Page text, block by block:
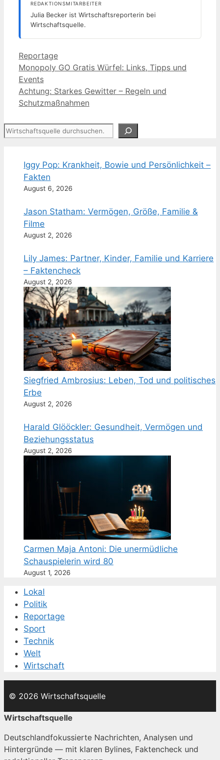
REDAKTIONSMITARBEITER
Julia Becker ist Wirtschaftsreporterin bei
Wirtschaftsquelle.
Kategorien
Reportage
Monopoly GO Gratis Würfel: Links, Tipps und
Events
Achtung: Starkes Gewitter – Regeln und
Schutzmaßnahmen
Suchen
Iggy Pop: Krankheit, Bowie und Persönlichkeit –
Fakten
August 6, 2026
Jason Statham: Vermögen, Größe, Familie &
Filme
August 2, 2026
Lily James: Partner, Kinder, Familie und Karriere
– Faktencheck
August 2, 2026
Siegfried Ambrosius: Leben, Tod und politisches
Erbe
August 2, 2026
Harald Glööckler: Gesundheit, Vermögen und
Beziehungsstatus
August 2, 2026
Carmen Maja Antoni: Die unermüdliche
Schauspielerin wird 80
August 1, 2026
Lokal
Politik
Reportage
Sport
Technik
Welt
Wirtschaft
© 2026 Wirtschaftsquelle
Wirtschaftsquelle
Deutschlandfokussierte Nachrichten, Analysen und
Hintergründe — mit klaren Bylines, Faktencheck und